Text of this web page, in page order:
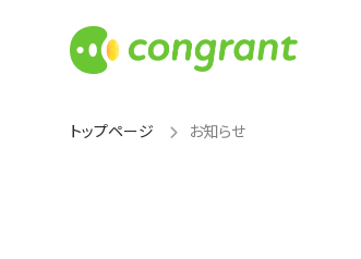
トップページ お知らせ